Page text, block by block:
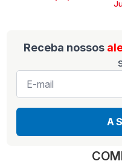
Receba nossos
E-
mail